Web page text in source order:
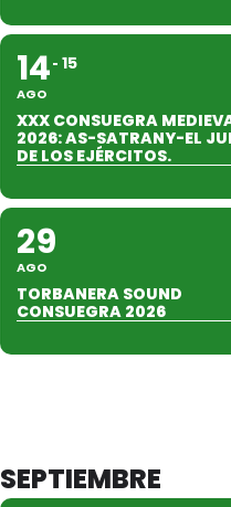
14
AGO
15
XXX CONSUEGRA
2026: AS-SATRANY-EL
DE LOS EJÉRCITOS.
29
AGO
TORBANERA SOUND
CONSUEGRA 2026
SEPTIEMBRE